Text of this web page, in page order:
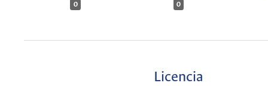
0 0
Licencia